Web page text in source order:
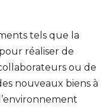
tels que la
réaliser de
ou de
nouveaux biens à